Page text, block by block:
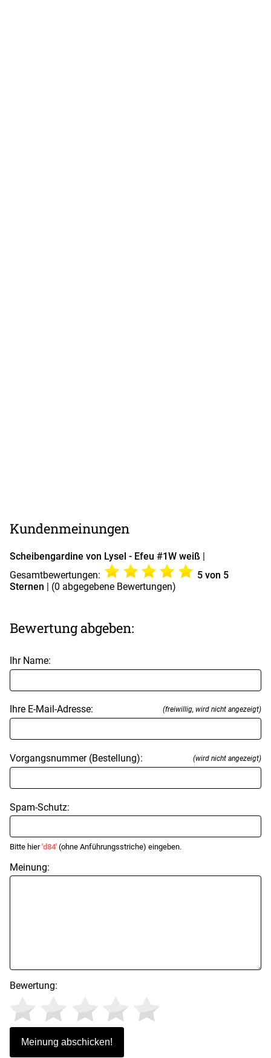
Kundenmeinungen
Scheibengardine von Lysel - Efeu #1W weiß |
Gesamtbewertungen:
5von 5
Sternen | (0 abgegebene Bewertungen)
Bewertung abgeben:
Ihr Name:
Ihre E-Mail-Adresse: (freiwillig, wird nicht angezeigt)
Vorgangsnummer (Bestellung): (wird nicht angezeigt)
Spam-Schutz:
Bitte hier'd84' (ohne Anführungsstriche) eingeben.
Meinung:
Bewertung: